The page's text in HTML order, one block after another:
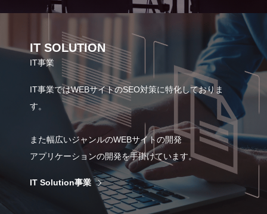
IT SOLUTION
IT事業
IT事業ではWEBサイトのSEO対策に特化しておりま
す。
また幅広いジャンルのWEBサイトの開発
アプリケーションの開発を手掛けています。
IT Solution事業